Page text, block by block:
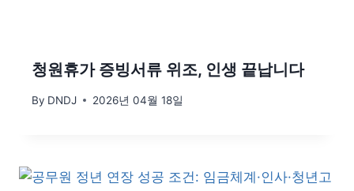
청원휴가 증빙서류 위조, 인생 끝납니다
By DNDJ 2026년 04월 18일